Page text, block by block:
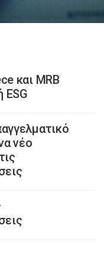
και MRB
ESG
νέο